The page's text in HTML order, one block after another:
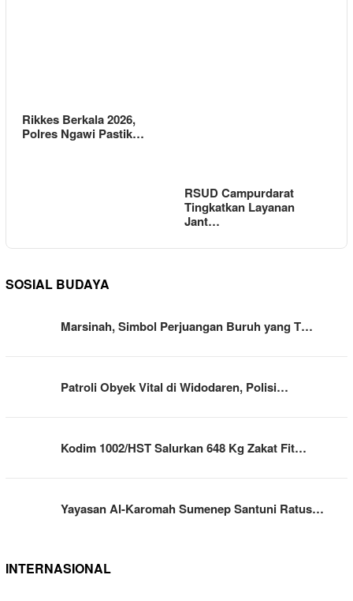
Rikkes Berkala 2026,
Polres Ngawi Pastik…
RSUD Campurdarat
Tingkatkan Layanan
Jant…
SOSIAL BUDAYA
Marsinah, Simbol Perjuangan Buruh yang T…
Patroli Obyek Vital di Widodaren, Polisi…
Kodim 1002/HST Salurkan 648 Kg Zakat Fit…
Yayasan Al-Karomah Sumenep Santuni Ratus…
INTERNASIONAL